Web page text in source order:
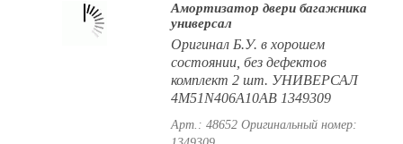
Амортизатор двери багажника
универсал
Оригинал Б.У. в хорошем
состоянии, без дефектов
комплект 2 шт. УНИВЕРСАЛ
4M51N406A10AB 1349309
Арт.: 48652 Оригинальный номер: